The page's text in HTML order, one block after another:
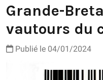
Grande-
vautours du
Publié le 04/01/2024